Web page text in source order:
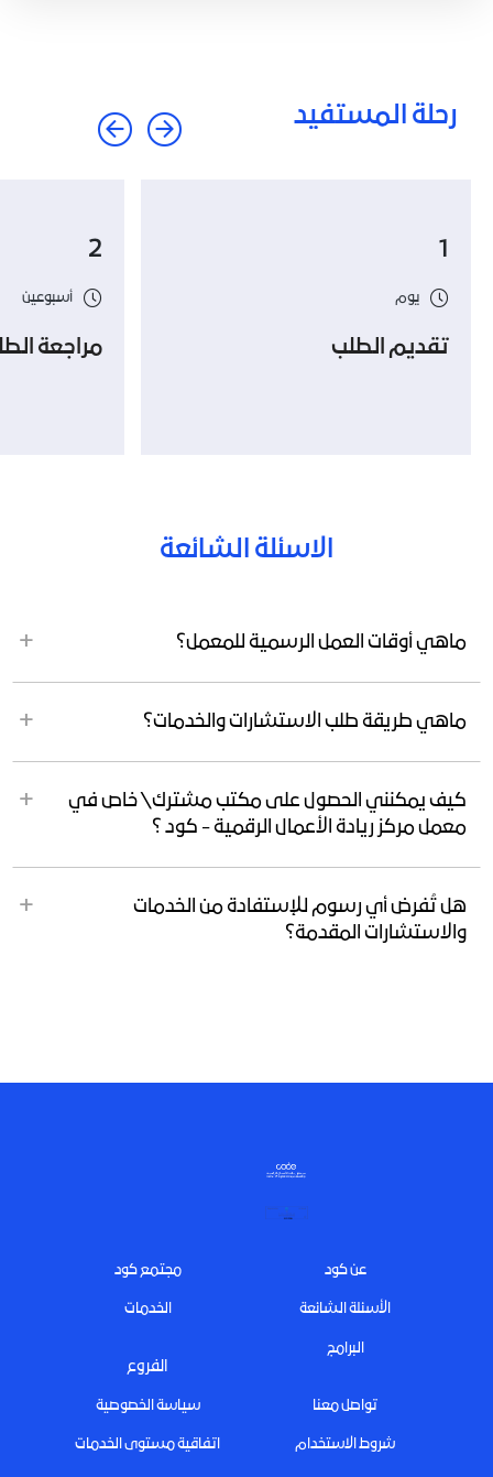
رحلة المستفيد
1
يوم
تقديم الطلب
2
أسبوعين
مراجعة
الاسئلة الشائعة
ماهي أوقات العمل الرسمية للمعمل؟
ماهي طريقة طلب الاستشارات والخدمات؟
كيف يمكنني الحصول على مكتب مشترك\ خاص في
معمل مركز ريادة الأعمال الرقمية - كود ؟
هل تُفرض أي رسوم للإستفادة من الخدمات
والاستشارات المقدمة؟
Footerعن كود
تواصل معنا
الخدمات
سياسة الخصوصية
البرامج
شروط الاستخدام
الفروع
اتفاقية مستوى الخدمات
مجتمع كود
الأسئلة الشائعة